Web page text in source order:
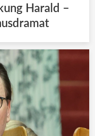
Harald –